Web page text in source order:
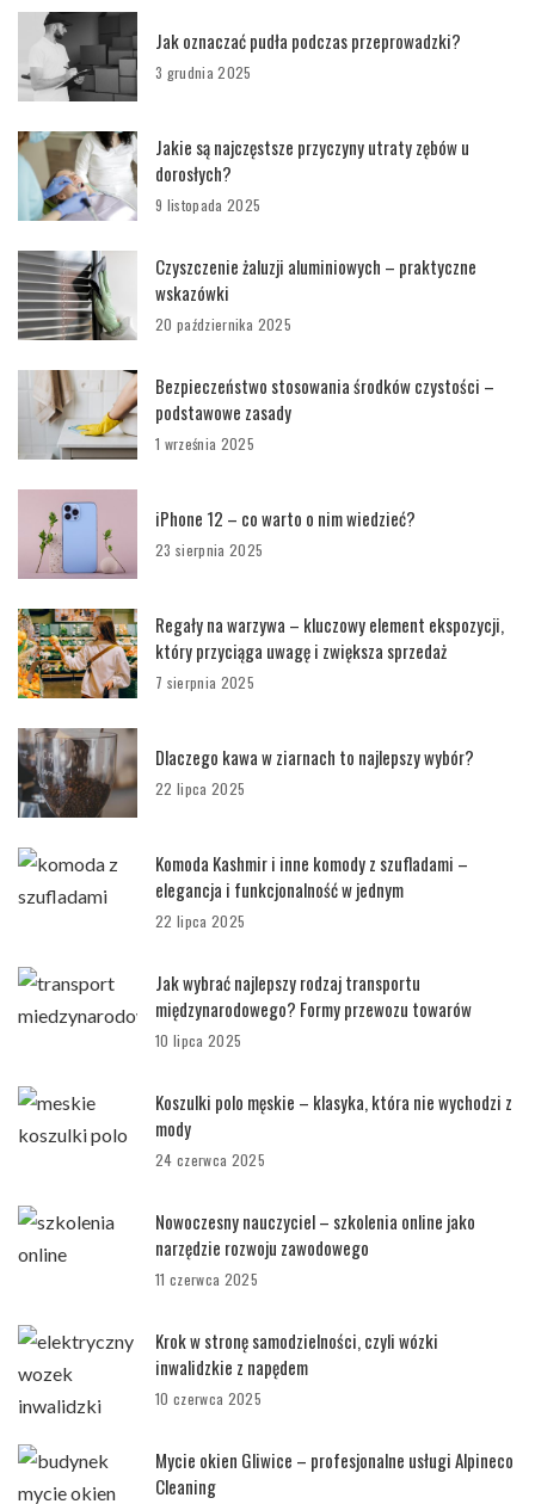
Jak oznaczać pudła podczas przeprowadzki?
3 grudnia 2025
Jakie są najczęstsze przyczyny utraty zębów u
dorosłych?
9 listopada 2025
Czyszczenie żaluzji aluminiowych – praktyczne
wskazówki
20 października 2025
Bezpieczeństwo stosowania środków czystości –
podstawowe zasady
1 września 2025
iPhone 12 – co warto o nim wiedzieć?
23 sierpnia 2025
Regały na warzywa – kluczowy element ekspozycji,
który przyciąga uwagę i zwiększa sprzedaż
7 sierpnia 2025
Dlaczego kawa w ziarnach to najlepszy wybór?
22 lipca 2025
Komoda Kashmir i inne komody z szufladami –
elegancja i funkcjonalność w jednym
22 lipca 2025
Jak wybrać najlepszy rodzaj transportu
międzynarodowego? Formy przewozu towarów
10 lipca 2025
Koszulki polo męskie – klasyka, która nie wychodzi z
mody
24 czerwca 2025
Nowoczesny nauczyciel – szkolenia online jako
narzędzie rozwoju zawodowego
11 czerwca 2025
Krok w stronę samodzielności, czyli wózki
inwalidzkie z napędem
10 czerwca 2025
Mycie okien Gliwice – profesjonalne usługi Alpineco
Cleaning